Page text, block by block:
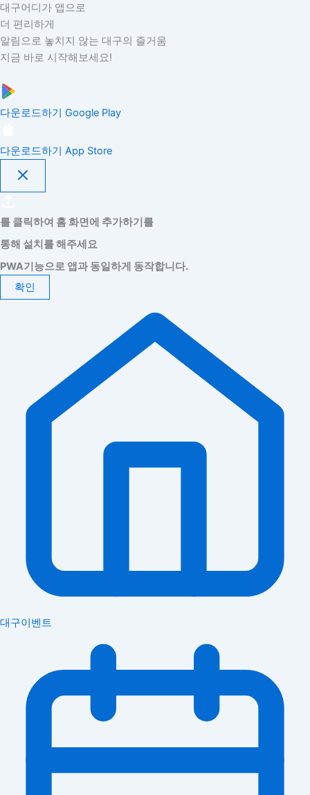
대구어디가 앱으로
더 편리하게
알림으로 놓치지 않는 대구의 즐거움
지금 바로 시작해보세요!
다운로드하기 Google Play
다운로드하기 App Store
를 클릭하여 홈 화면에 추가하기를
통해 설치를 해주세요
PWA기능으로 앱과 동일하게 동작합니다.
확인
대구이벤트